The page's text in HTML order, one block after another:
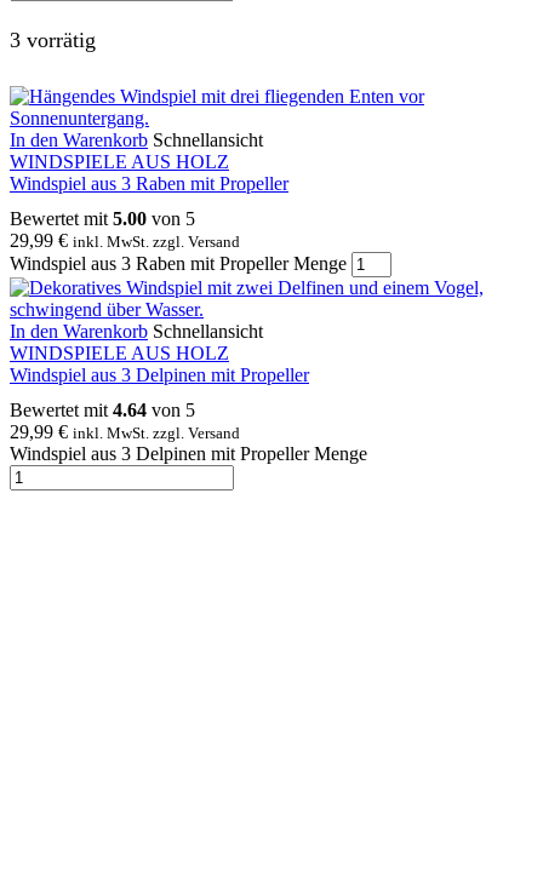
3 vorrätig
In den Warenkorb Schnellansicht
WINDSPIELE AUS HOLZ
Windspiel aus 3 Raben mit Propeller
Bewertet mit 5.00 von 5
29,99 € inkl. MwSt. zzgl. Versand
Windspiel aus 3 Raben mit Propeller Menge
In den Warenkorb Schnellansicht
WINDSPIELE AUS HOLZ
Windspiel aus 3 Delpinen mit Propeller
Bewertet mit 4.64 von 5
29,99 € inkl. MwSt. zzgl. Versand
Windspiel aus 3 Delpinen mit Propeller Menge